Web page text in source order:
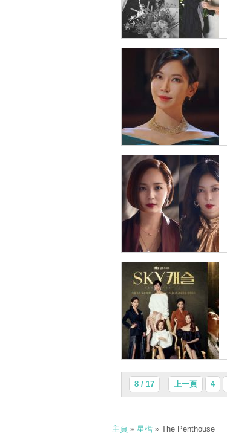
8 / 17 上一頁 4
主頁» 星檔» The Penthouse